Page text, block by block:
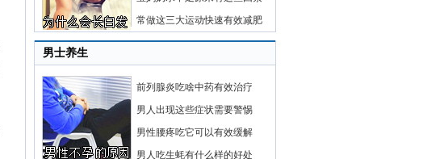
常做这三大运动快速有效减肥
男士养生
前列腺炎吃啥中药有效治疗
男人出现这些症状需要警惕
男性腰疼吃它可以有效缓解
男人吃生蚝有什么样的好处